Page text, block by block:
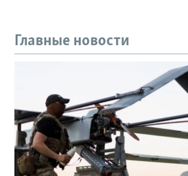
Главные новости